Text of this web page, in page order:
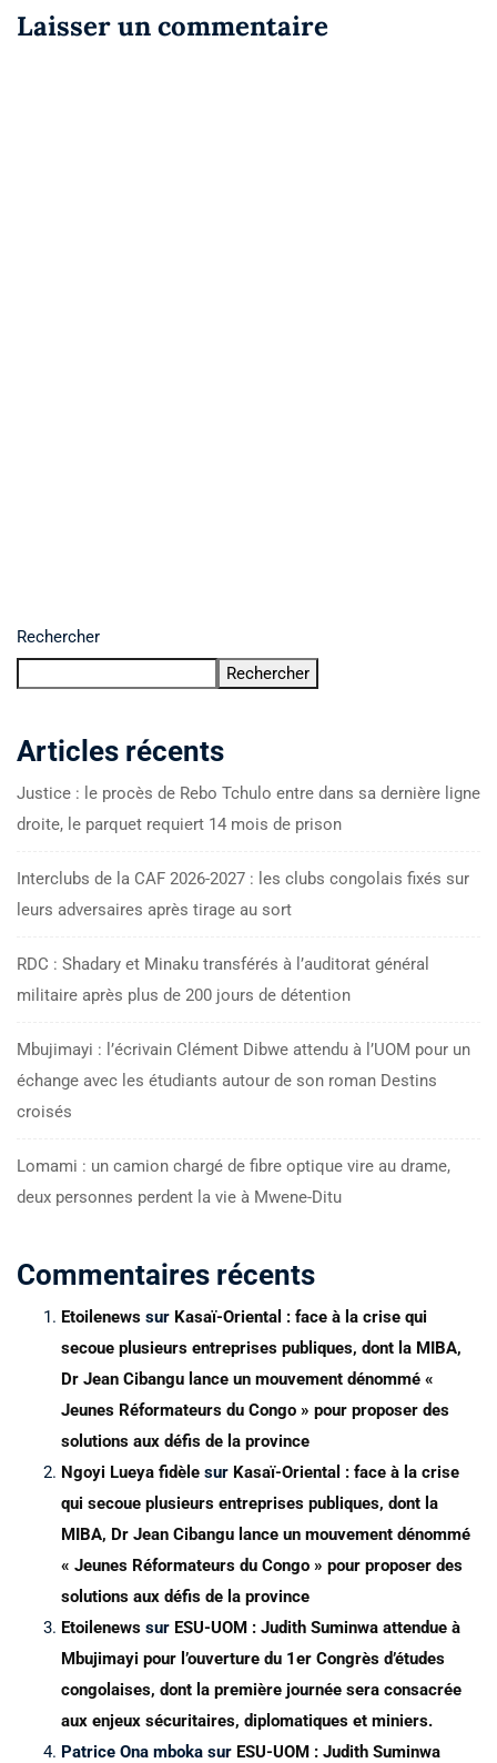
Laisser un commentaire
Rechercher
Rechercher
Articles récents
Justice : le procès de Rebo Tchulo entre dans sa dernière ligne
droite, le parquet requiert 14 mois de prison
Interclubs de la CAF 2026-2027 : les clubs congolais fixés sur
leurs adversaires après tirage au sort
RDC : Shadary et Minaku transférés à l’auditorat général
militaire après plus de 200 jours de détention
Mbujimayi : l’écrivain Clément Dibwe attendu à l’UOM pour un
échange avec les étudiants autour de son roman Destins
croisés
Lomami : un camion chargé de fibre optique vire au drame,
deux personnes perdent la vie à Mwene-Ditu
Commentaires récents
Etoilenews sur Kasaï-Oriental : face à la crise qui
secoue plusieurs entreprises publiques, dont la MIBA,
Dr Jean Cibangu lance un mouvement dénommé «
Jeunes Réformateurs du Congo » pour proposer des
solutions aux défis de la province
Ngoyi Lueya fidèle sur Kasaï-Oriental : face à la crise
qui secoue plusieurs entreprises publiques, dont la
MIBA, Dr Jean Cibangu lance un mouvement dénommé
« Jeunes Réformateurs du Congo » pour proposer des
solutions aux défis de la province
Etoilenews sur ESU-UOM : Judith Suminwa attendue à
Mbujimayi pour l’ouverture du 1er Congrès d’études
congolaises, dont la première journée sera consacrée
aux enjeux sécuritaires, diplomatiques et miniers.
Patrice Ona mboka sur ESU-UOM : Judith Suminwa